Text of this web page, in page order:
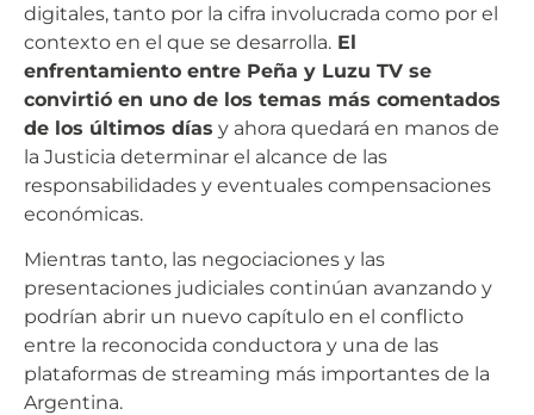
digitales, tanto por la cifra involucrada como por el
contexto en el que se desarrolla. El
enfrentamiento entre Peña y Luzu TV se
convirtió en uno de los temas más comentados
de los últimos días y ahora quedará en manos de
la Justicia determinar el alcance de las
responsabilidades y eventuales compensaciones
económicas.
Mientras tanto, las negociaciones y las
presentaciones judiciales continúan avanzando y
podrían abrir un nuevo capítulo en el conflicto
entre la reconocida conductora y una de las
plataformas de streaming más importantes de la
Argentina.